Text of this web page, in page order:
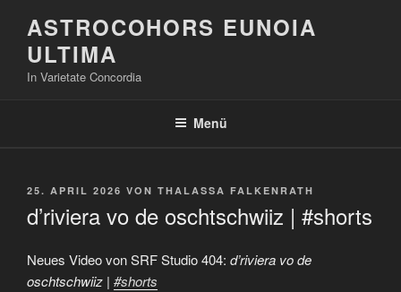
Inhalt
springen
ASTROCOHORS EUNOIA
ULTIMA
In Varietate Concordia
Menü
VERÖFFENTLICHT
25. APRIL 2026 VON THALASSA FALKENRATH
d’riviera vo de oschtschwiiz | #shorts
Neues Video von SRF Studio 404: d’riviera vo de
oschtschwiiz | #shorts